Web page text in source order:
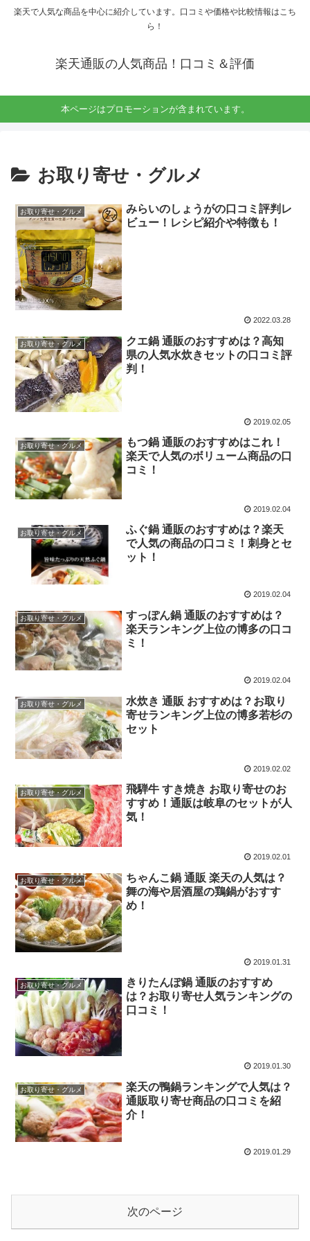
楽天で人気な商品を中心に紹介しています。口コミや価格や比較情報はこち
ら！
楽天通販の人気商品！口コミ＆評価
本ページはプロモーションが含まれています。
お取り寄せ・グルメ
お取り寄せ・グルメ
みらいのしょうがの口コミ評判レ
ビュー！レシピ紹介や特徴も！
2022.03.28
お取り寄せ・グルメ
クエ鍋 通販のおすすめは？高知
県の人気水炊きセットの口コミ評
判！
2019.02.05
お取り寄せ・グルメ
もつ鍋 通販のおすすめはこれ！
楽天で人気のボリューム商品の口
コミ！
2019.02.04
お取り寄せ・グルメ
ふぐ鍋 通販のおすすめは？楽天
で人気の商品の口コミ！刺身とセ
ット！
2019.02.04
お取り寄せ・グルメ
すっぽん鍋 通販のおすすめは？
楽天ランキング上位の博多の口コ
ミ！
2019.02.04
お取り寄せ・グルメ
水炊き 通販 おすすめは？お取り
寄せランキング上位の博多若杉の
セット
2019.02.02
お取り寄せ・グルメ
飛騨牛 すき焼き お取り寄せのお
すすめ！通販は岐阜のセットが人
気！
2019.02.01
お取り寄せ・グルメ
ちゃんこ鍋 通販 楽天の人気は？
舞の海や居酒屋の鶏鍋がおすす
め！
2019.01.31
お取り寄せ・グルメ
きりたんぽ鍋 通販のおすすめ
は？お取り寄せ人気ランキングの
口コミ！
2019.01.30
お取り寄せ・グルメ
楽天の鴨鍋ランキングで人気は？
通販取り寄せ商品の口コミを紹
介！
2019.01.29
次のページ